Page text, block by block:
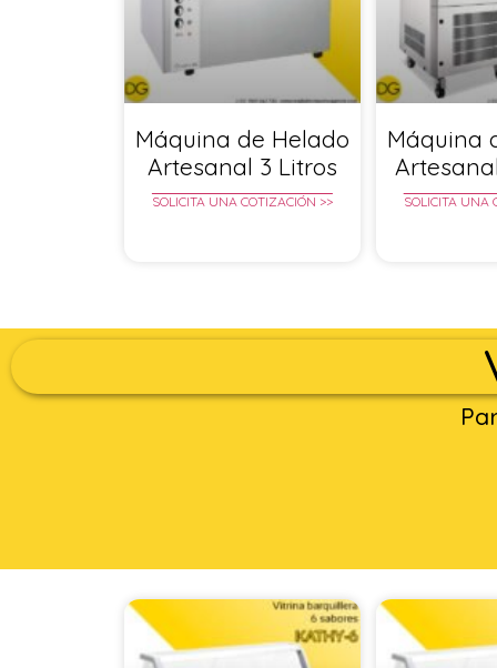
Máquina de Helado
Artesanal 3 Litros
SOLICITA UNA COTIZACIÓN >>
Máquina
SOLICITA UNA